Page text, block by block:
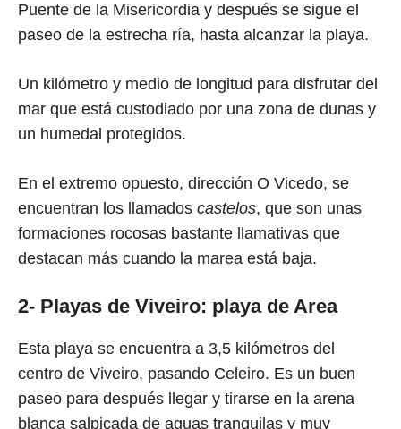
Puente de la Misericordia y después se sigue el
paseo de la estrecha ría, hasta alcanzar la playa.
Un kilómetro y medio de longitud para disfrutar del
mar que está custodiado por una zona de dunas y
un humedal protegidos.
En el extremo opuesto, dirección O Vicedo, se
encuentran los llamados castelos, que son unas
formaciones rocosas bastante llamativas que
destacan más cuando la marea está baja.
2- Playas de Viveiro: playa de Area
Esta playa se encuentra a 3,5 kilómetros del
centro de Viveiro, pasando Celeiro. Es un buen
paseo para después llegar y tirarse en la arena
blanca salpicada de aguas tranquilas y muy